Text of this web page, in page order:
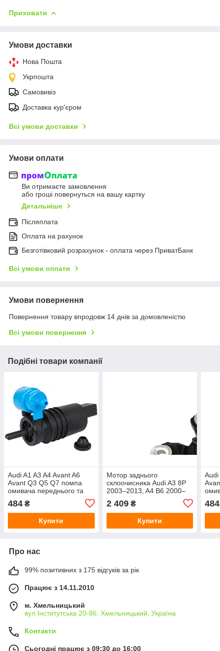
Приховати
Умови доставки
Нова Пошта
Укрпошта
Самовивіз
Доставка кур'єром
Всі умови доставки
Умови оплати
Ви отримаєте замовлення
або гроші повернуться на вашу картку
Детальніше
Післяплата
Оплата на рахунок
Безготівковий розрахунок - оплата через ПриватБанк
Всі умови оплати
Умови повернення
Повернення товару впродовж 14 днів за домовленістю
Всі умови повернення
Подібні товари компанії
Audi A1 A3 A4 Avant A6
Avant Q3 Q5 Q7 помпа
омивача переднього та
484 ₴
Купити
Мотор заднього
склоочисника Audi A3 8P
2003–2013, A4 B6 2000–
2004, A4 B7 2004–2008,
A6 C6 2004–2011, Q5
2008–, Q7 2005–
2 409₴
Купити
Audi
484
Про нас
99% позитивних з 175 відгуків за рік
Працює з 14.11.2010
м. Хмельницький
вул Інститутська 20-86, Хмельницький, Україна
Контакти
Сьогодні працює з 09:30 до 16:00